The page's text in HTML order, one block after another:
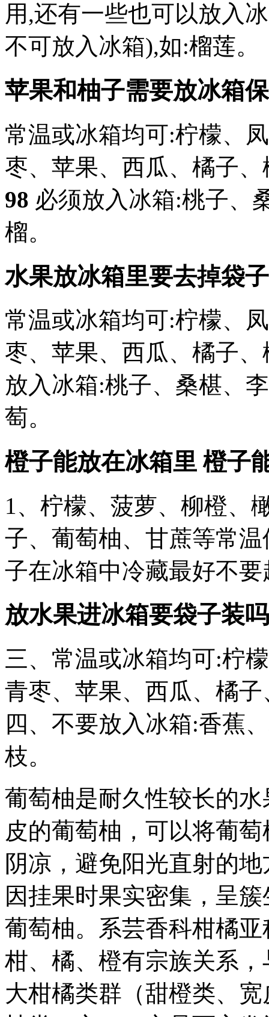
用,还有一些也可以放入
不可放入冰箱),如:榴莲。
苹果和柚子需要放冰箱
常温或冰箱均可:柠檬、
枣、苹果、西瓜、橘子
98 必须放入冰箱:桃子、
榴。
水果放冰箱里要去掉袋
常温或冰箱均可:柠檬、
枣、苹果、西瓜、橘子
放入冰箱:桃子、桑椹、
萄。
橙子能放在冰箱里 橙子
1、柠檬、菠萝、柳橙、
子、葡萄柚、甘蔗等常
子在冰箱中冷藏最好不
放水果进冰箱要袋子装
三、常温或冰箱均可:柠
青枣、苹果、西瓜、橘
四、不要放入冰箱:香蕉
枝。
葡萄柚是耐久性较长的
皮的葡萄柚，可以将葡
阴凉，避免阳光直射的
因挂果时果实密集，呈
葡萄柚。系芸香科柑橘
柑、橘、橙有宗族关系
大柑橘类群（甜橙类、